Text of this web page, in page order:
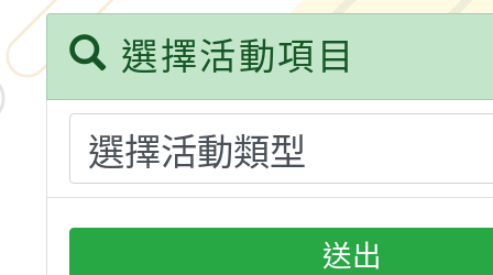
成果展」
桃園市大溪自造教育及
年八月份教師研習
國立成功大學辦理「台
融平台-教案暨教學示
115學年度「學習扶助
計畫子計畫十一-2：國
115年度「教育部表揚
選擇活動項目
送出